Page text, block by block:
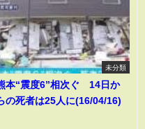
未分類
本“震度6”相次ぐ 14日か
の死者は25人に(16/04/16)